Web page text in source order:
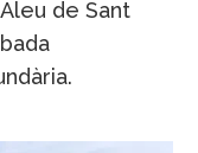
de Sant